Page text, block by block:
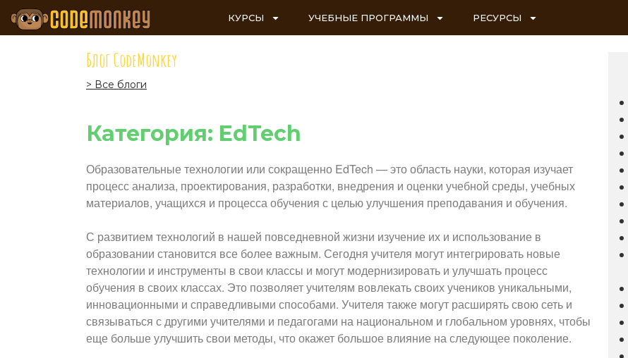
КУРСЫ УЧЕБНЫЕ ПРОГРАММЫ РЕСУРСЫ
Блог CodeMonkey
> Все блоги
Категория: EdTech
Образовательные технологии или сокращенно EdTech — это область науки, которая изучает
процесс анализа, проектирования, разработки, внедрения и оценки учебной среды, учебных
материалов, учащихся и процесса обучения с целью улучшения преподавания и обучения.
С развитием технологий в нашей повседневной жизни изучение их и использование в
образовании становится все более важным. Сегодня учителя могут интегрировать новые
технологии и инструменты в свои классы и могут модернизировать и улучшать процесс
обучения в своих классах. Это позволяет учителям вовлекать своих учеников уникальными,
инновационными и справедливыми способами. Учителя также могут расширять свою сеть и
связываться с другими учителями и педагогами на национальном и глобальном уровнях, чтобы
еще больше улучшить свои методы, что окажет большое влияние на следующее поколение.